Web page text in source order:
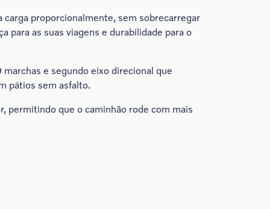
proporcionalmente, sem sobrecarregar
para as suas viagens e durabilidade para o
marchas e segundo eixo direcional que
pátios sem asfalto.
permitindo que o caminhão rode com mais